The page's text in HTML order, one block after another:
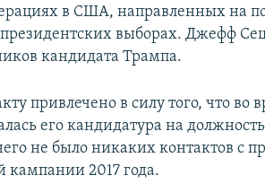
в США, направленных на
выборах. Джефф
кандидата Трампа.
привлечено в силу того, что во
его кандидатура на
не было никаких контактов с
кампании 2017 года.